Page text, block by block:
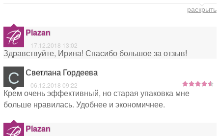
раскрыть
Plazan
17.12.2018 13:02
Здравствуйте, Ирина! Спасибо большое за отзыв!
С Светлана Гордеева
06.12.2018 09:22
Крем очень эффективный, но старая упаковка мне
больше нравилась. Удобнее и экономичнее.
Plazan